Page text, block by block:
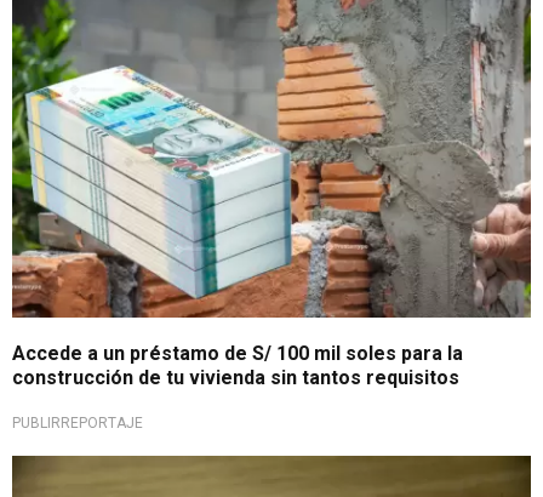
Accede a un préstamo de S/ 100 mil soles para la
construcción de tu vivienda sin tantos requisitos
PUBLIRREPORTAJE
¡Gran oportunidad!